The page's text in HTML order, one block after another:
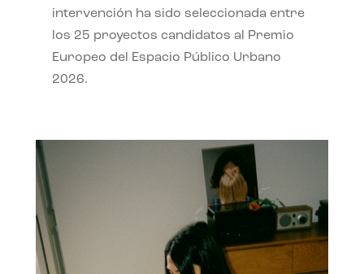
intervención ha sido seleccionada entre
los 25 proyectos candidatos al Premio
Europeo del Espacio Público Urbano
2026.